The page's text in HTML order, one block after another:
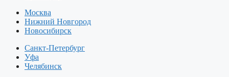
Москва
Нижний Новгород
Новосибирск
Санкт-Петербург
Уфа
Челябинск